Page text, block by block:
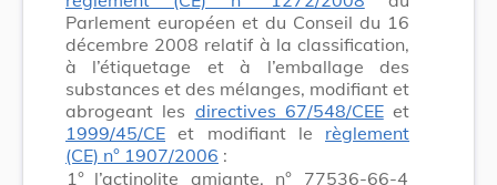
Parlement européen et du Conseil du 16
décembre 2008 relatif à la classification,
à l’étiquetage et à l’emballage des
substances et des mélanges, modifiant et
abrogeant les directives 67/548/CEEet
1999/45/CE et modifiant le règlement
(CE) n° 1907/2006 :
1° l’actinolite amiante, n° 77536-66-4